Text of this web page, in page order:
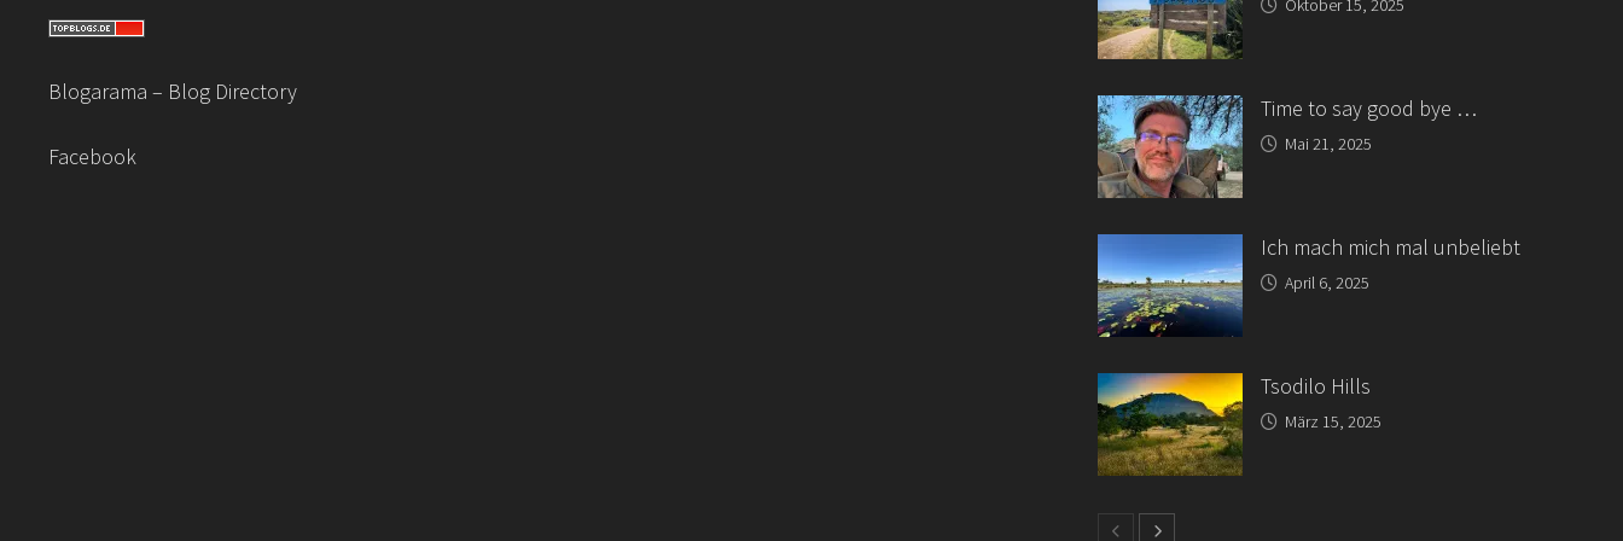
Blogarama – Blog Directory
Facebook
Oktober 15, 2025
Time to say good bye …
Mai 21, 2025
Ich mach mich mal unbeliebt
April 6, 2025
Tsodilo Hills
März 15, 2025